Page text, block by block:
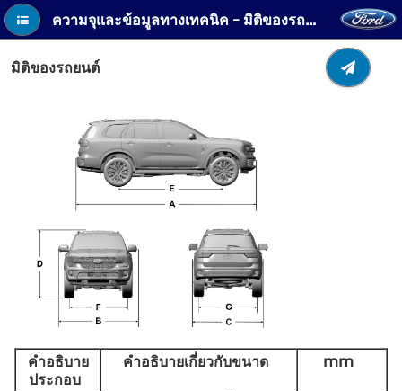
ความจุและข้อมูลทางเทคนิค - มิติของรถยนต์
มิติของรถยนต์
คำอธิบาย
ประกอบ
คำอธิบายเกี่ยวกับขนาด
mm